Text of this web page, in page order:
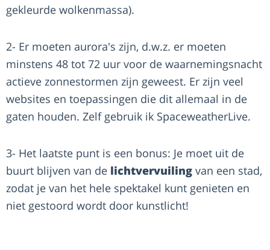
gekleurde wolkenmassa).
2- Er moeten aurora's zijn, d.w.z. er moeten
minstens 48 tot 72 uur voor de waarnemingsnacht
actieve zonnestormen zijn geweest. Er zijn veel
websites en toepassingen die dit allemaal in de
gaten houden. Zelf gebruik ik SpaceweatherLive.
3- Het laatste punt is een bonus: Je moet uit de
buurt blijven van de lichtvervuiling van een stad,
zodat je van het hele spektakel kunt genieten en
niet gestoord wordt door kunstlicht!